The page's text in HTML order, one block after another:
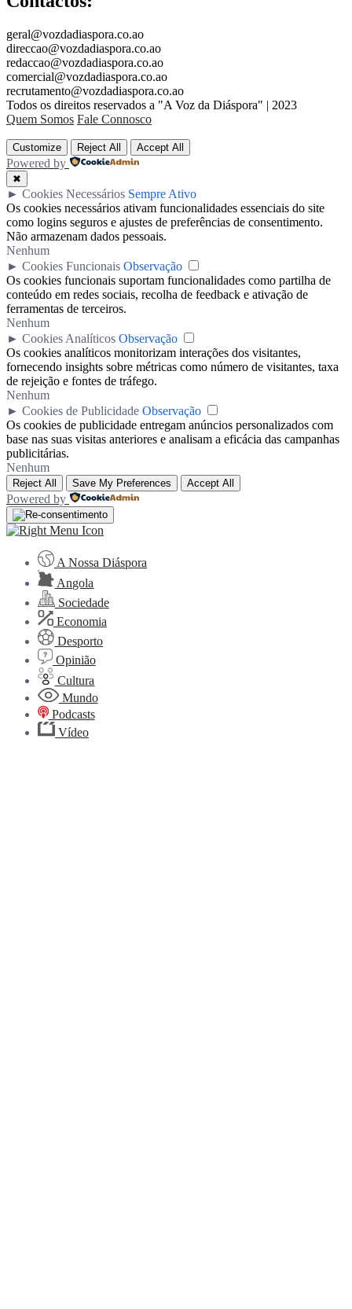
geral@vozdadiaspora.co.ao
direccao@vozdadiaspora.co.ao
redaccao@vozdadiaspora.co.ao
comercial@vozdadiaspora.co.ao
recrutamento@vozdadiaspora.co.ao
Todos os direitos reservados a "A Voz da Diáspora" | 2023
Quem Somos Fale Connosco
Customize Reject All Accept All
Powered by
✖
► Cookies Necessários Sempre Ativo
Os cookies necessários ativam funcionalidades essenciais do site
como logins seguros e ajustes de preferências de consentimento.
Não armazenam dados pessoais.
Nenhum
► Cookies Funcionais Observação
Os cookies funcionais suportam funcionalidades como partilha de
conteúdo em redes sociais, recolha de feedback e ativação de
ferramentas de terceiros.
Nenhum
► Cookies Analíticos Observação
Os cookies analíticos monitorizam interações dos visitantes,
fornecendo insights sobre métricas como número de visitantes, taxa
de rejeição e fontes de tráfego.
Nenhum
► Cookies de Publicidade Observação
Os cookies de publicidade entregam anúncios personalizados com
base nas suas visitas anteriores e analisam a eficácia das campanhas
publicitárias.
Nenhum
Reject All Save My Preferences Accept All
Powered by
A Nossa Diáspora
Angola
Sociedade
Economia
Desporto
Opinião
Cultura
Mundo
Podcasts
Vídeo